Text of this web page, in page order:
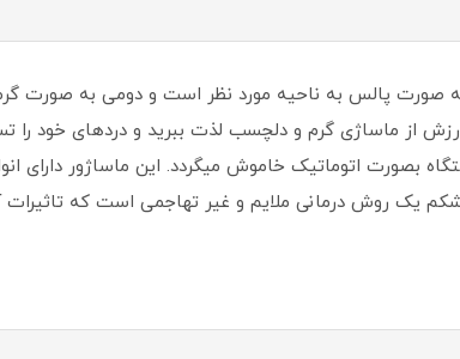
صورت پالس به ناحیه مورد نظر است و دومی به صورت
از ماساژی گرم و دلچسب لذت ببرید و دردهای خود را
بصورت اتوماتیک خاموش میگردد. این ماساژور دارای
شکم یک روش درمانی ملایم و غیر تهاجمی است که